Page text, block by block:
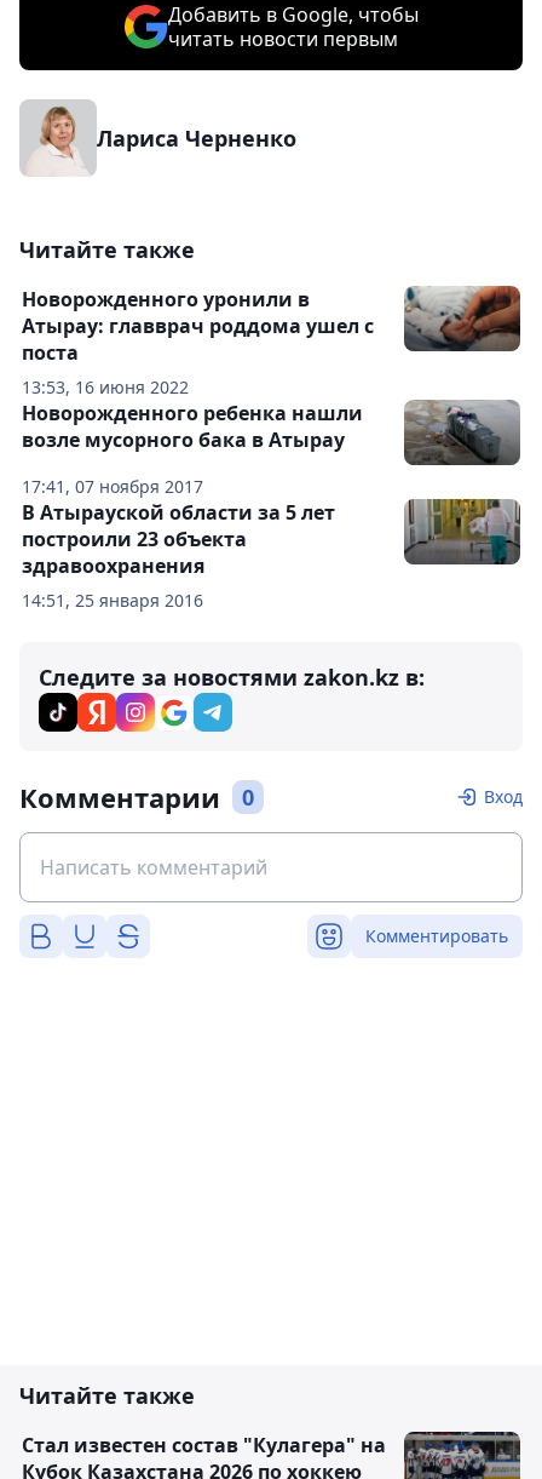
Добавить в Google, чтобы
читать новости первым
Лариса Черненко
Читайте также
13:53, 16 июня 2022
Новорожденного уронили в
Атырау: главврач роддома ушел с
поста
17:41, 07 ноября 2017
Новорожденного ребенка нашли
возле мусорного бака в Атырау
14:51, 25 января 2016
В Атырауской области за 5 лет
построили 23 объекта
здравоохранения
Следите за новостями zakon.kz в:
Комментарии 0 Вход
Комментировать
Читайте также
Стал известен состав "Кулагера" на
Кубок Казахстана 2026 по хоккею